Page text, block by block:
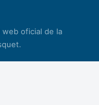
oficial de la